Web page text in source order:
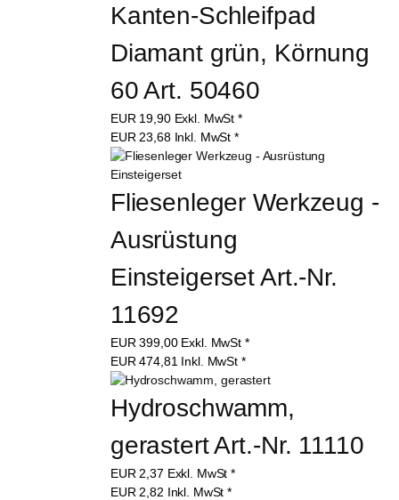
Kanten-Schleifpad
Diamant grün, Körnung
60 Art. 50460
EUR 19,90 Exkl. MwSt *
EUR 23,68 Inkl. MwSt *
Fliesenleger Werkzeug -
Ausrüstung
Einsteigerset Art.-Nr.
11692
EUR399,00 Exkl. MwSt *
EUR474,81 Inkl. MwSt *
Hydroschwamm,
gerastert Art.-Nr. 11110
EUR 2,37 Exkl. MwSt *
EUR 2,82 Inkl. MwSt *